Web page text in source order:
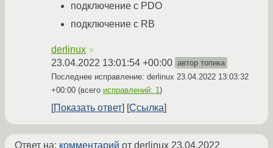
подключение с PDO
подключение с RB
derlinux ☆
23.04.2022 13:01:54 +00:00 автор топика
Последнее исправление: derlinux 23.04.2022 13:03:32
+00:00 (всего исправлений: 1)
Показать ответ Ссылка
Ответ на: комментарий от derlinux 23.04.2022